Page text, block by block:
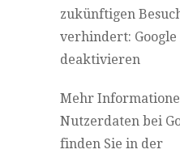
zukünftigen
verhindert:
deaktivieren
Mehr
Nutzerdaten bei
finden Sie in der